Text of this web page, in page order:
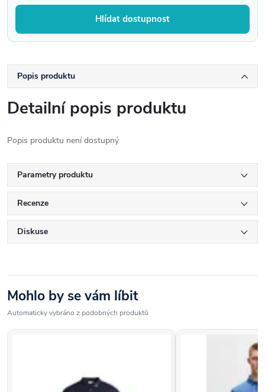
Hlídat dostupnost
Popis produktu
Detailní popis produktu
Popis produktu není dostupný
Parametry produktu
Recenze
Diskuse
Mohlo by se vám líbit
Automaticky vybráno z podobných produktů